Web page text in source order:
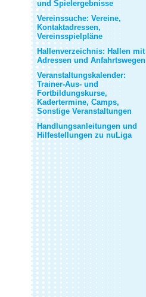
und Spielergebnisse
Vereinssuche: Vereine,
Kontaktadressen,
Vereinsspielpläne
Hallenverzeichnis: Hallen mit
Adressen und Anfahrtswegen
Veranstaltungskalender:
Trainer-Aus- und
Fortbildungskurse,
Kadertermine, Camps,
Sonstige Veranstaltungen
Handlungsanleitungen und
Hilfestellungen zu nuLiga